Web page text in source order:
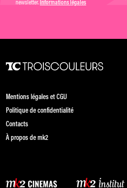
Informations légales
Mentions légales et CGU
Politique de confidentialité
Contacts
À propos de mk2